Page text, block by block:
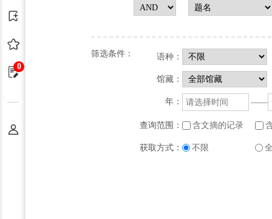
0
筛选条件： 语种：
馆藏：
年： ——
查询范围： 含文摘的记录
获取方式： 不限